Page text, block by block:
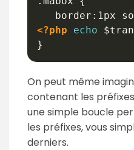
<?php
echo
On peut même
contenant les
une simple boucle
les préfixes, vous
derniers.